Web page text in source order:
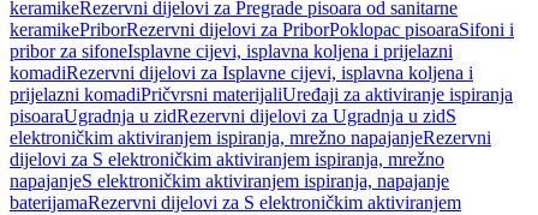
keramikeRezervni dijelovi za Pregrade pisoara od sanitarne
keramikePriborRezervni dijelovi za PriborPoklopac pisoaraSifoni i
pribor za sifoneIsplavne cijevi, isplavna koljena i prijelazni
komadiRezervni dijelovi za Isplavne cijevi, isplavna koljena i
prijelazni komadiPričvrsni materijaliUređaji za aktiviranje ispiranja
pisoaraUgradnja u zidRezervni dijelovi za Ugradnja u zidS
elektroničkim aktiviranjem ispiranja, mrežno napajanjeRezervni
dijelovi za S elektroničkim aktiviranjem ispiranja, mrežno
napajanjeS elektroničkim aktiviranjem ispiranja, napajanje
baterijamaRezervni dijelovi za S elektroničkim aktiviranjem